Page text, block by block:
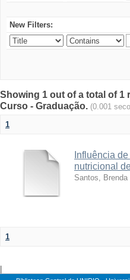
New Filters:
Showing 1 out of a total of 1
Curso - Graduação. (0.001
1
Influência
nutricional
Santos,
1